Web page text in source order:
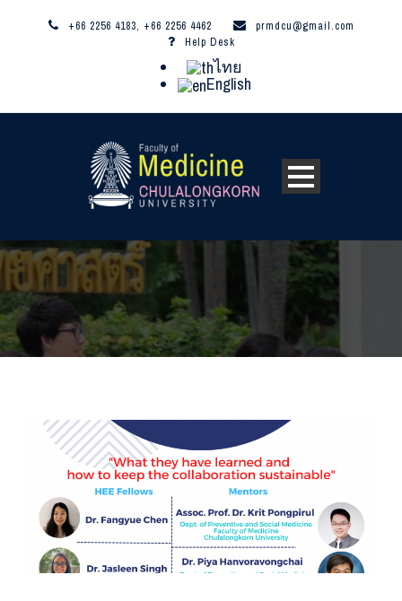
+66 2256 4183, +66 2256 4462
prmdcu@gmail.com
Help Desk
ไทย
English